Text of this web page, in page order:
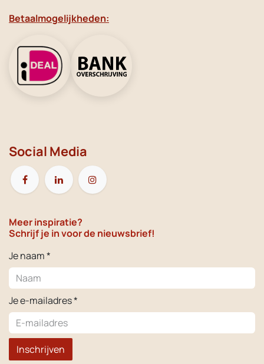
Betaalmogelijkheden:
Social Media
Meer inspiratie?
Schrijf je in voor de nieuwsbrief!
Je naam *
Je e-mailadres *
Inschrijven